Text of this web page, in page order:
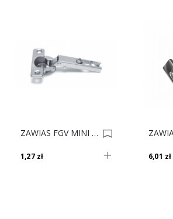
ZAWIAS FGV MINI DN 0003611
1,27 zł 6,01 zł